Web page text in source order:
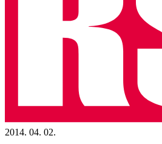
2014. 04. 02.